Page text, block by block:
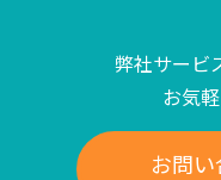
弊社サービ
お気
お問